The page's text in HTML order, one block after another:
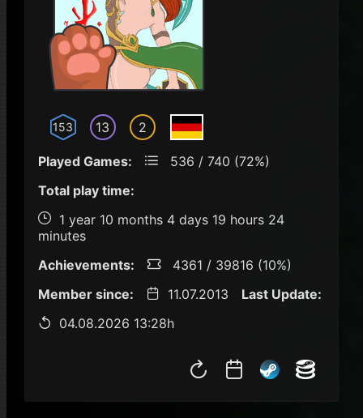
153 13 2
Played Games:
536 / 740 (72%)
Total play time:
1 year 10 months 4 days 19 hours 24
minutes
Achievements:
4361 / 39816 (10%)
Member since:
11.07.2013
Last Update:
04.08.2026 13:28h